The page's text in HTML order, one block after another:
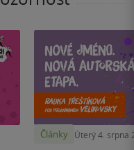
Články Úterý 4. srpna